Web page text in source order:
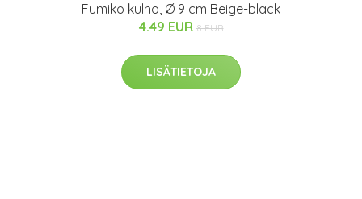
Fumiko kulho, Ø 9 cm Beige-black
4.49 EUR 8 EUR
LISÄTIETOJA